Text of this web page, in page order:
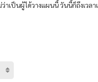
เป็นผู้ได้วางแผนนี้ วันนี้ก็ถึงเวลา